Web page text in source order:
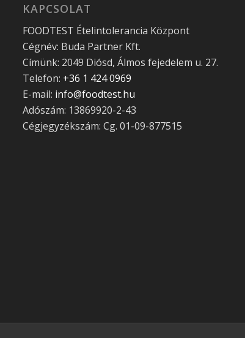
KAPCSOLAT
FOODTEST Ételintolerancia Központ
Cégnév: Buda Partner Kft.
Címünk: 2049 Diósd, Álmos fejedelem u. 27.
Telefon: +36 1 424 0969
E-mail: info@foodtest.hu
Adószám: 13869920-2-43
Cégjegyzékszám: Cg. 01-09-877515